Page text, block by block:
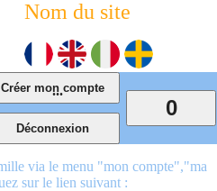
Nom du site
0
...
via le menu "mon compte","ma
sur le lien suivant :